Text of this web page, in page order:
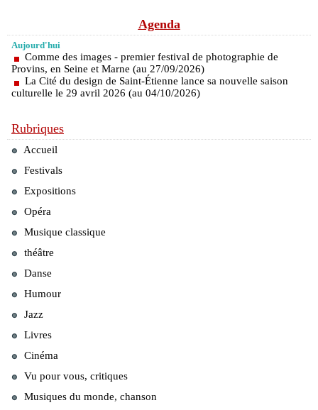
Agenda
Aujourd'hui
Comme des images - premier festival de photographie de
Provins, en Seine et Marne (au 27/09/2026)
La Cité du design de Saint-Étienne lance sa nouvelle saison
culturelle le 29 avril 2026 (au 04/10/2026)
Rubriques
Accueil
Festivals
Expositions
Opéra
Musique classique
théâtre
Danse
Humour
Jazz
Livres
Cinéma
Vu pour vous, critiques
Musiques du monde, chanson